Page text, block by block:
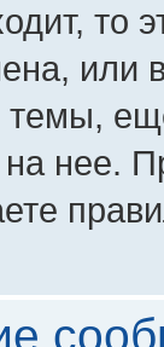
то
или
темы,
нее.